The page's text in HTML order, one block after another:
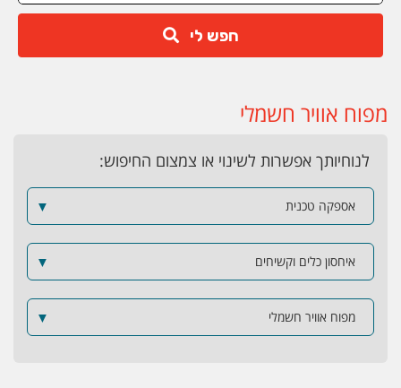
חפש לי
מפוח אוויר חשמלי
לנוחיותך אפשרות לשינוי או צמצום החיפוש:
אספקה טכנית ▼
איחסון כלים וקשיחים ▼
מפוח אוויר חשמלי ▼